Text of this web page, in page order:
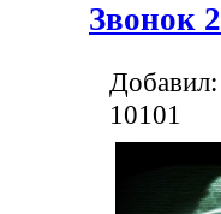
Звонок 2
Добавил:
10101